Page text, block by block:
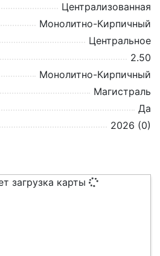
Централизованная
Монолитно-Кирпичный
Центральное
2.50
Монолитно-Кирпичный
Магистраль
Да
2026 (0)
загрузка карты